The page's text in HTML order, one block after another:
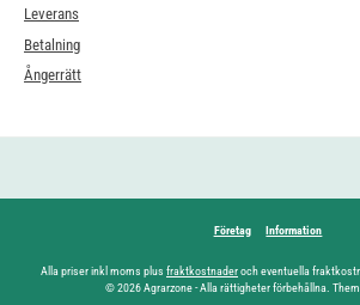
Leverans
Betalning
Ångerrätt
Företag Information
Alla priser inkl moms plus fraktkostnaderoch eventuella
© 2026 Agrarzone - Alla rättigheter förbehållna.